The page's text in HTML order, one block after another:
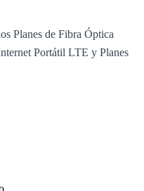
Planes de Fibra Óptica
Portátil LTE y Planes